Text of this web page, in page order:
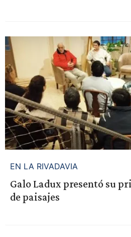
EN LA RIVADAVIA
Galo Ladux presentó su
de paisajes